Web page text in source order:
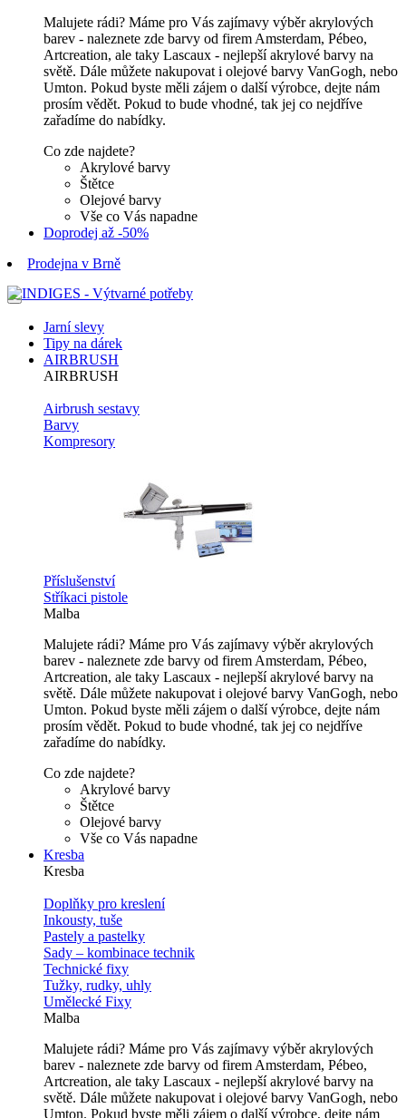
Malujete rádi? Máme pro Vás zajímavy výběr akrylových
barev - naleznete zde barvy od firem Amsterdam, Pébeo,
Artcreation, ale taky Lascaux - nejlepší akrylové barvy na
světě. Dále můžete nakupovat i olejové barvy VanGogh, nebo
Umton. Pokud byste měli zájem o další výrobce, dejte nám
prosím vědět. Pokud to bude vhodné, tak jej co nejdříve
zařadíme do nabídky.
Co zde najdete?
Akrylové barvy
Štětce
Olejové barvy
Vše co Vás napadne
Doprodej až -50%
Prodejna v Brně
Jarní slevy
Tipy na dárek
AIRBRUSH
AIRBRUSH
Airbrush sestavy
Barvy
Kompresory
Příslušenství
Stříkaci pistole
Malba
Malujete rádi? Máme pro Vás zajímavy výběr akrylových
barev - naleznete zde barvy od firem Amsterdam, Pébeo,
Artcreation, ale taky Lascaux - nejlepší akrylové barvy na
světě. Dále můžete nakupovat i olejové barvy VanGogh, nebo
Umton. Pokud byste měli zájem o další výrobce, dejte nám
prosím vědět. Pokud to bude vhodné, tak jej co nejdříve
zařadíme do nabídky.
Co zde najdete?
Akrylové barvy
Štětce
Olejové barvy
Vše co Vás napadne
Kresba
Kresba
Doplňky pro kreslení
Inkousty, tuše
Pastely a pastelky
Sady – kombinace technik
Technické fixy
Tužky, rudky, uhly
Umělecké Fixy
Malba
Malujete rádi? Máme pro Vás zajímavy výběr akrylových
barev - naleznete zde barvy od firem Amsterdam, Pébeo,
Artcreation, ale taky Lascaux - nejlepší akrylové barvy na
světě. Dále můžete nakupovat i olejové barvy VanGogh, nebo
Umton. Pokud byste měli zájem o další výrobce, dejte nám